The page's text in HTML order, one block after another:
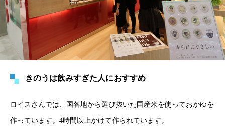
きのうは飲みすぎた人におすすめ
ロイスさんでは、国各地から選び抜いた国産米を使っておかゆを
作っています。4時間以上かけて作られています。